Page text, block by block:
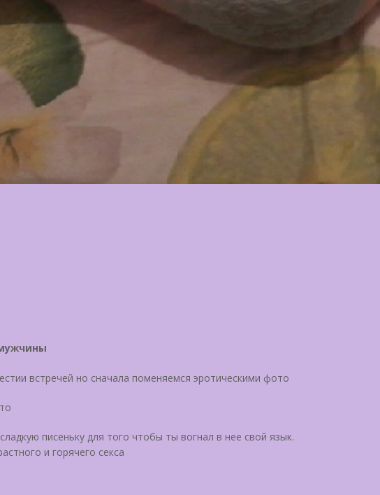
встречей но сначала поменяемся эротическими фото
писеньку для того чтобы ты вогнал в нее свой язык.
и горячего секса